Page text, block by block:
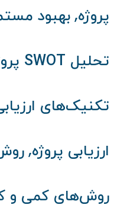
پروژه, بهبود
تحلیل SWOT پروژه
تکنیک‌های
ارزیابی پروژه,
روش‌های کمی و